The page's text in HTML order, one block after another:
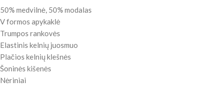
50% medvilnė, 50% modalas
V formos apykaklė
Trumpos rankovės
Elastinis kelnių juosmuo
Plačios kelnių klešnės
Šoninės kišenės
Nėriniai